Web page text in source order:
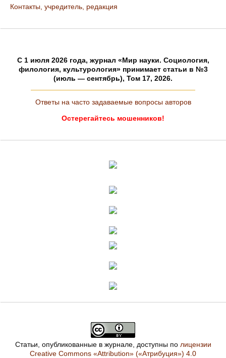
Контакты, учредитель, редакция
C 1 июля 2026 года, журнал «Мир науки. Социология,
филология, культурология» принимает статьи в №3
(июль — сентябрь), Том 17, 2026.
Ответы на часто задаваемые вопросы авторов
Остерегайтесь мошенников!
Статьи, опубликованные в журнале, доступны по лицензии
Creative Commons «Attribution» («Атрибуция») 4.0